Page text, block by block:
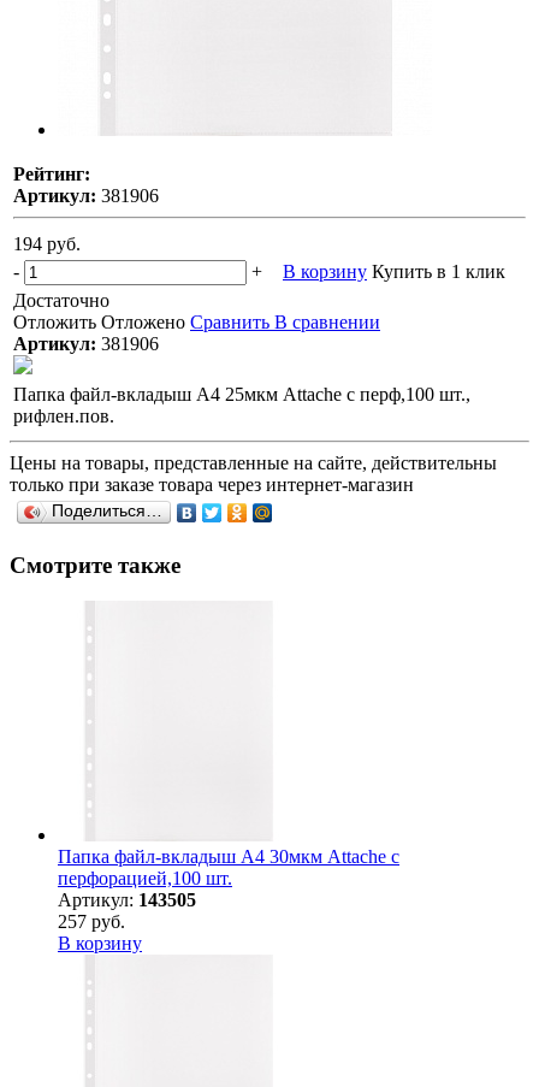
Рейтинг:
Артикул: 381906
194 руб.
-
+ В корзину Купить в 1 клик
Достаточно
Отложить Отложено Сравнить В сравнении
Артикул: 381906
Папка файл-вкладыш А4 25мкм Attache с перф,100 шт.,
рифлен.пов.
Цены на товары, представленные на сайте, действительны
только при заказе товара через интернет-магазин
Поделиться…
Смотрите также
Папка файл-вкладыш А4 30мкм Attache с
перфорацией,100 шт.
Артикул: 143505
257 руб.
В корзину